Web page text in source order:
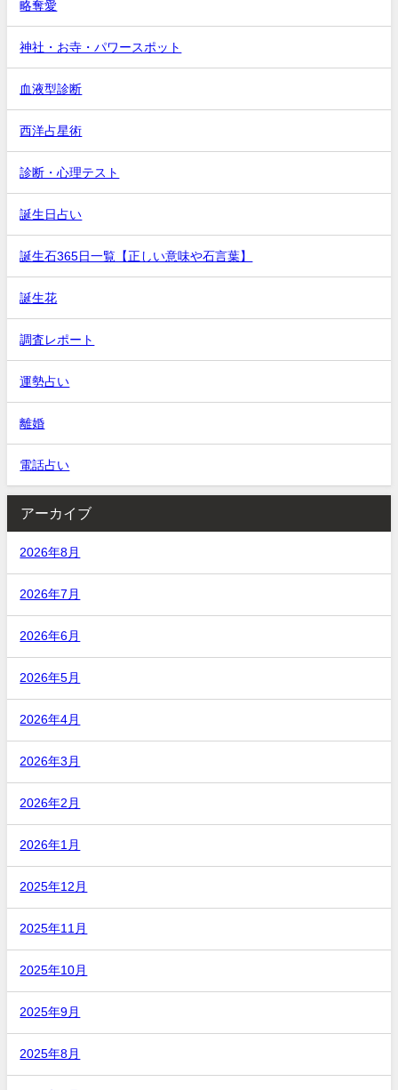
略奪愛
神社・お寺・パワースポット
血液型診断
西洋占星術
診断・心理テスト
誕生日占い
誕生石365日一覧【正しい意味や石言葉】
誕生花
調査レポート
運勢占い
離婚
電話占い
アーカイブ
2026年8月
2026年7月
2026年6月
2026年5月
2026年4月
2026年3月
2026年2月
2026年1月
2025年12月
2025年11月
2025年10月
2025年9月
2025年8月